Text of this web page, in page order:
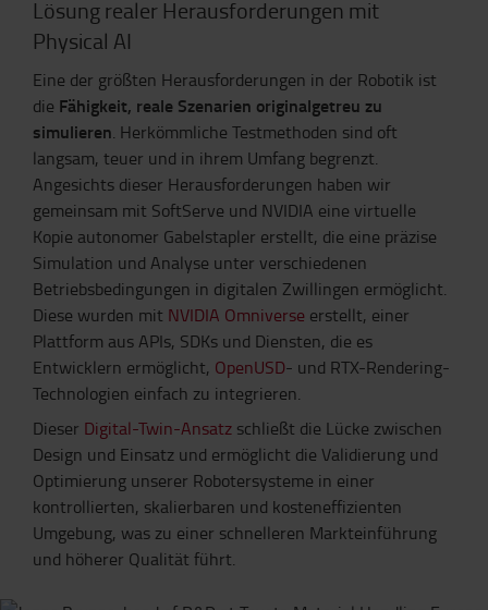
Lösung realer Herausforderungen mit
Physical AI
Eine der größten Herausforderungen in der Robotik ist
die Fähigkeit, reale Szenarien originalgetreu zu
simulieren. Herkömmliche Testmethoden sind oft
langsam, teuer und in ihrem Umfang begrenzt.
Angesichts dieser Herausforderungen haben wir
gemeinsam mit SoftServe und NVIDIA eine virtuelle
Kopie autonomer Gabelstapler erstellt, die eine präzise
Simulation und Analyse unter verschiedenen
Betriebsbedingungen in digitalen Zwillingen ermöglicht.
Diese wurden mit NVIDIA Omniverse erstellt, einer
Plattform aus APIs, SDKs und Diensten, die es
Entwicklern ermöglicht, OpenUSD- und RTX-Rendering-
Technologien einfach zu integrieren.
Dieser Digital-Twin-Ansatz schließt die Lücke zwischen
Design und Einsatz und ermöglicht die Validierung und
Optimierung unserer Robotersysteme in einer
kontrollierten, skalierbaren und kosteneffizienten
Umgebung, was zu einer schnelleren Markteinführung
und höherer Qualität führt.